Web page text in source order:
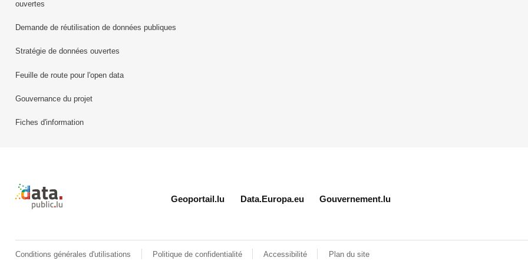
ouvertes
Demande de réutilisation de données publiques
Stratégie de données ouvertes
Feuille de route pour l'open data
Gouvernance du projet
Fiches d'information
Retour à l'accueil de data.public.lu
Geoportail.lu Data.Europa.eu Gouvernement.lu
Conditions générales d'utilisations Politique de confidentialité Accessibilité Plan du site